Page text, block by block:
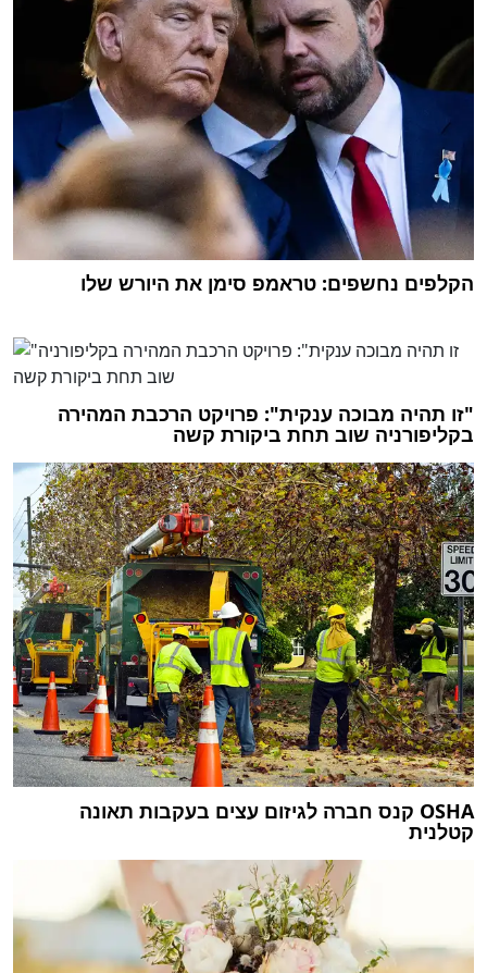
הקלפים נחשפים: טראמפ סימן את היורש שלו
"זו תהיה מבוכה ענקית": פרויקט הרכבת המהירה
בקליפורניה שוב תחת ביקורת קשה
OSHA קנס חברה לגיזום עצים בעקבות תאונה
קטלנית